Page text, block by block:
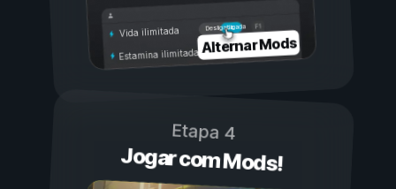
Ligada
Desligada
Vida ilimitada
Estamina ilimitadaAlternar Mods
Etapa 4
Jogar com Mods!